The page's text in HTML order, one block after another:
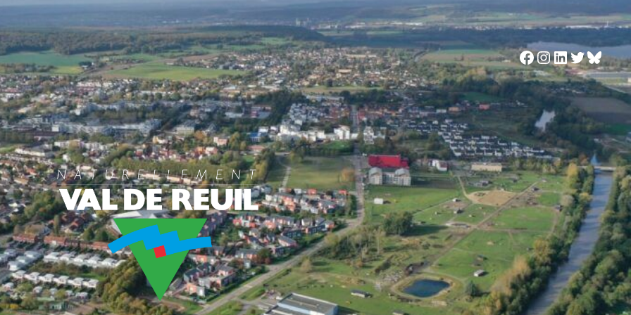
Facebook
Instagram
LinkedIn
Twitter